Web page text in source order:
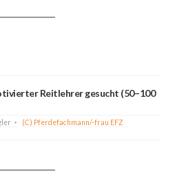
Reitlehrer gesucht (50–100
(C) Pferdefachmann/-frau EFZ